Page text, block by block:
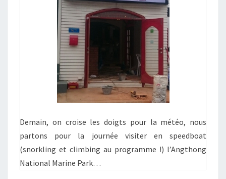
Demain, on croise les doigts pour la météo, nous
partons pour la journée visiter en speedboat
(snorkling et climbing au programme !) l’Angthong
National Marine Park…